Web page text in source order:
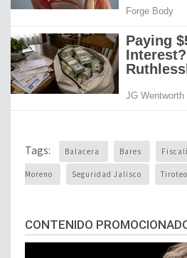
Tags: Balacera Bares
Moreno Seguridad Jalisco Tiroteo
CONTENIDO